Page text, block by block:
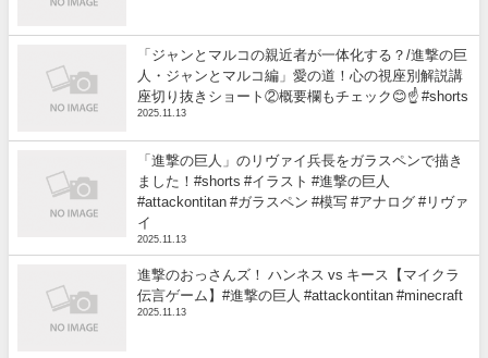
「ジャンとマルコの親近者が一体化する？/進撃の巨
人・ジャンとマルコ編」愛の道！心の視座別解説講
座切り抜きショート②概要欄もチェック😊☝️ #shorts
2025.11.13
「進撃の巨人」のリヴァイ兵長をガラスペンで描き
ました！#shorts #イラスト #進撃の巨人
#attackontitan #ガラスペン #模写 #アナログ #リヴァ
イ
2025.11.13
進撃のおっさんズ！ ハンネス vs キース【マイクラ
伝言ゲーム】#進撃の巨人 #attackontitan #minecraft
2025.11.13